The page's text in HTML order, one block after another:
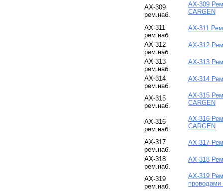
АХ-309
рем.наб.
АХ-309
CARGEN
АХ-311
рем.наб.
АХ-311
АХ-312
рем.наб.
АХ-312
АХ-313
рем.наб.
АХ-313
АХ-314
рем.наб.
АХ-314
АХ-315
рем.наб.
АХ-315
CARGEN
АХ-316
рем.наб.
АХ-316
CARGEN
АХ-317
рем.наб.
АХ-317
АХ-318
рем.наб.
АХ-318
АХ-319
рем.наб.
АХ-319
проводами